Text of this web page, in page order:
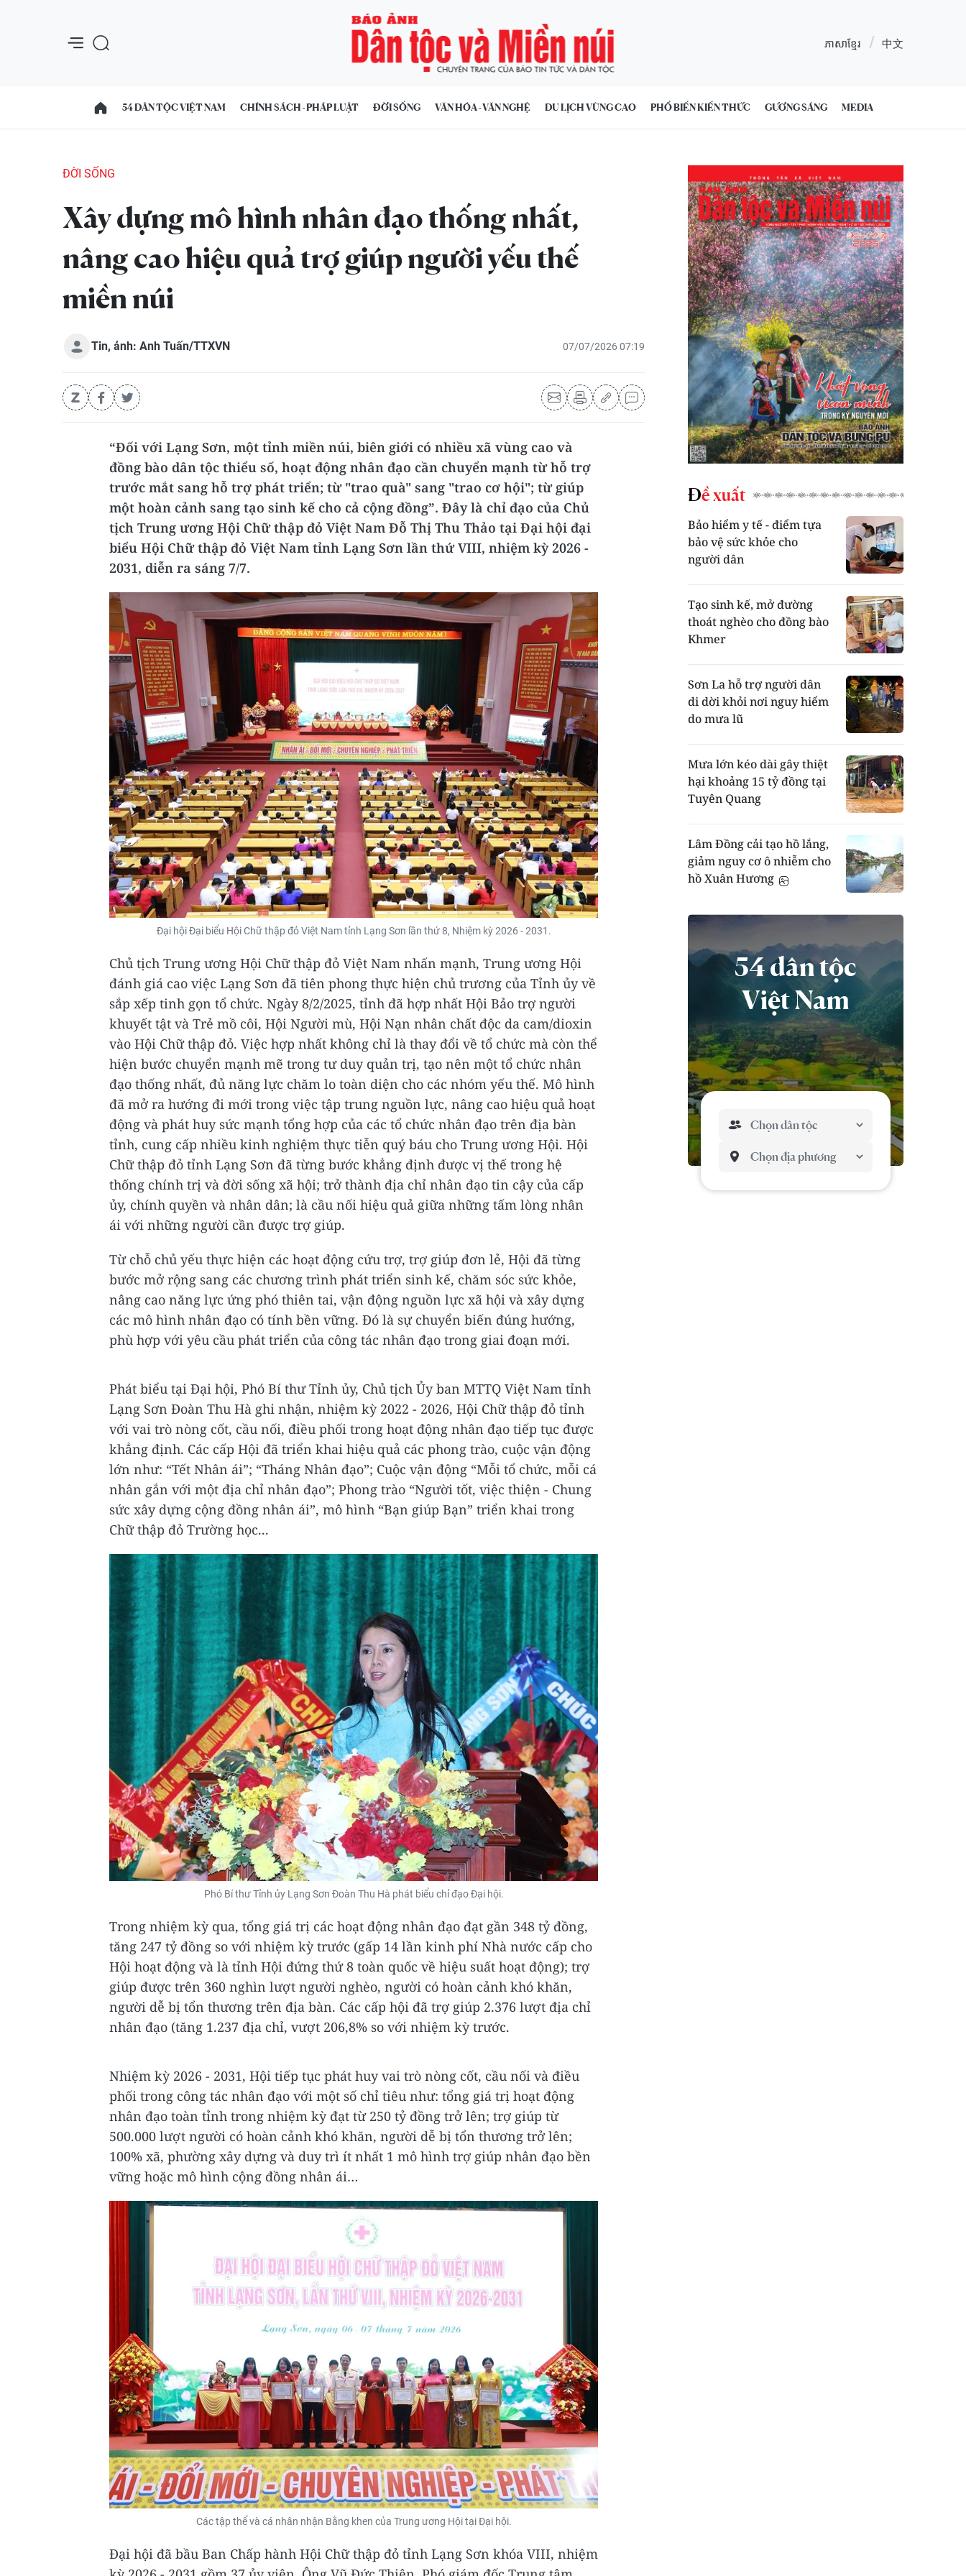
ភាសាខ្មែរ 中文
54 DÂN TỘC VIỆT NAM CHÍNH SÁCH - PHÁP LUẬT ĐỜI SỐNG VĂN HÓA - VĂN NGHỆ DU LỊCH VÙNG CAO PHỔ BIẾN KIẾN THỨC GƯƠNG SÁNG MEDIA
ĐỜI SỐNG
Xây dựng mô hình nhân đạo thống nhất,
nâng cao hiệu quả trợ giúp người yếu thế
miền núi
Tin, ảnh: Anh Tuấn/TTXVN 07/07/2026 07:19
“Đối với Lạng Sơn, một tỉnh miền núi, biên giới có nhiều xã vùng cao và
đồng bào dân tộc thiểu số, hoạt động nhân đạo cần chuyển mạnh từ hỗ trợ
trước mắt sang hỗ trợ phát triển; từ "trao quà" sang "trao cơ hội"; từ giúp
một hoàn cảnh sang tạo sinh kế cho cả cộng đồng”. Đây là chỉ đạo của Chủ
tịch Trung ương Hội Chữ thập đỏ Việt Nam Đỗ Thị Thu Thảo tại Đại hội đại
biểu Hội Chữ thập đỏ Việt Nam tỉnh Lạng Sơn lần thứ VIII, nhiệm kỳ 2026 -
2031, diễn ra sáng 7/7.
Đại hội Đại biểu Hội Chữ thập đỏ Việt Nam tỉnh Lạng Sơn lần thứ 8, Nhiệm kỳ 2026 - 2031.
Chủ tịch Trung ương Hội Chữ thập đỏ Việt Nam nhấn mạnh, Trung ương Hội
đánh giá cao việc Lạng Sơn đã tiên phong thực hiện chủ trương của Tỉnh ủy về
sắp xếp tinh gọn tổ chức. Ngày 8/2/2025, tỉnh đã hợp nhất Hội Bảo trợ người
khuyết tật và Trẻ mồ côi, Hội Người mù, Hội Nạn nhân chất độc da cam/dioxin
vào Hội Chữ thập đỏ. Việc hợp nhất không chỉ là thay đổi về tổ chức mà còn thể
hiện bước chuyển mạnh mẽ trong tư duy quản trị, tạo nên một tổ chức nhân
đạo thống nhất, đủ năng lực chăm lo toàn diện cho các nhóm yếu thế. Mô hình
đã mở ra hướng đi mới trong việc tập trung nguồn lực, nâng cao hiệu quả hoạt
động và phát huy sức mạnh tổng hợp của các tổ chức nhân đạo trên địa bàn
tỉnh, cung cấp nhiều kinh nghiệm thực tiễn quý báu cho Trung ương Hội. Hội
Chữ thập đỏ tỉnh Lạng Sơn đã từng bước khẳng định được vị thế trong hệ
thống chính trị và đời sống xã hội; trở thành địa chỉ nhân đạo tin cậy của cấp
ủy, chính quyền và nhân dân; là cầu nối hiệu quả giữa những tấm lòng nhân
ái với những người cần được trợ giúp.
Từ chỗ chủ yếu thực hiện các hoạt động cứu trợ, trợ giúp đơn lẻ, Hội đã từng
bước mở rộng sang các chương trình phát triển sinh kế, chăm sóc sức khỏe,
nâng cao năng lực ứng phó thiên tai, vận động nguồn lực xã hội và xây dựng
các mô hình nhân đạo có tính bền vững. Đó là sự chuyển biến đúng hướng,
phù hợp với yêu cầu phát triển của công tác nhân đạo trong giai đoạn mới.
Phát biểu tại Đại hội, Phó Bí thư Tỉnh ủy, Chủ tịch Ủy ban MTTQ Việt Nam tỉnh
Lạng Sơn Đoàn Thu Hà ghi nhận, nhiệm kỳ 2022 - 2026, Hội Chữ thập đỏ tỉnh
với vai trò nòng cốt, cầu nối, điều phối trong hoạt động nhân đạo tiếp tục được
khẳng định. Các cấp Hội đã triển khai hiệu quả các phong trào, cuộc vận động
lớn như: “Tết Nhân ái”; “Tháng Nhân đạo”; Cuộc vận động “Mỗi tổ chức, mỗi cá
nhân gắn với một địa chỉ nhân đạo”; Phong trào “Người tốt, việc thiện - Chung
sức xây dựng cộng đồng nhân ái”, mô hình “Bạn giúp Bạn” triển khai trong
Chữ thập đỏ Trường học...
Phó Bí thư Tỉnh ủy Lạng Sơn Đoàn Thu Hà phát biểu chỉ đạo Đại hội.
Trong nhiệm kỳ qua, tổng giá trị các hoạt động nhân đạo đạt gần 348 tỷ đồng,
tăng 247 tỷ đồng so với nhiệm kỳ trước (gấp 14 lần kinh phí Nhà nước cấp cho
Hội hoạt động và là tỉnh Hội đứng thứ 8 toàn quốc về hiệu suất hoạt động); trợ
giúp được trên 360 nghìn lượt người nghèo, người có hoàn cảnh khó khăn,
người dễ bị tổn thương trên địa bàn. Các cấp hội đã trợ giúp 2.376 lượt địa chỉ
nhân đạo (tăng 1.237 địa chỉ, vượt 206,8% so với nhiệm kỳ trước.
Nhiệm kỳ 2026 - 2031, Hội tiếp tục phát huy vai trò nòng cốt, cầu nối và điều
phối trong công tác nhân đạo với một số chỉ tiêu như: tổng giá trị hoạt động
nhân đạo toàn tỉnh trong nhiệm kỳ đạt từ 250 tỷ đồng trở lên; trợ giúp từ
500.000 lượt người có hoàn cảnh khó khăn, người dễ bị tổn thương trở lên;
100% xã, phường xây dựng và duy trì ít nhất 1 mô hình trợ giúp nhân đạo bền
vững hoặc mô hình cộng đồng nhân ái…
Các tập thể và cá nhân nhận Bằng khen của Trung ương Hội tại Đại hội.
Đại hội đã bầu Ban Chấp hành Hội Chữ thập đỏ tỉnh Lạng Sơn khóa VIII, nhiệm
Đề xuất
Bảo hiểm y tế - điểm tựa
bảo vệ sức khỏe cho
người dân
Tạo sinh kế, mở đường
thoát nghèo cho đồng bào
Khmer
Sơn La hỗ trợ người dân
di dời khỏi nơi nguy hiểm
do mưa lũ
Mưa lớn kéo dài gây thiệt
hại khoảng 15 tỷ đồng tại
Tuyên Quang
Lâm Đồng cải tạo hồ lắng,
giảm nguy cơ ô nhiễm cho
hồ Xuân Hương
54 dân tộc
Việt Nam